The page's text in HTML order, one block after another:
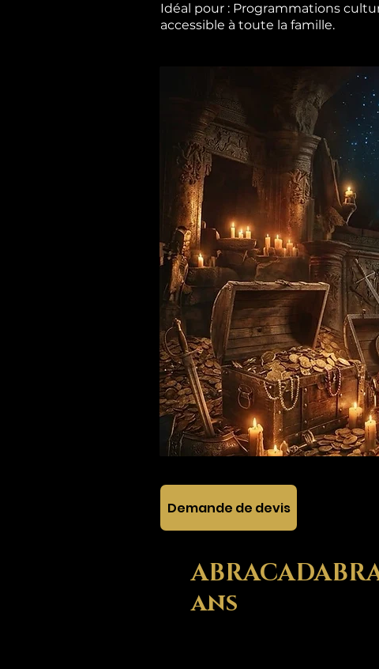
Idéal pour : Programmations
accessible à toute la famille.
Demande de devis
ans